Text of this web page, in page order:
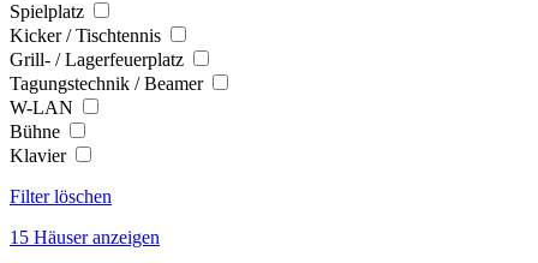
Spielplatz
Kicker / Tischtennis
Grill- / Lagerfeuerplatz
Tagungstechnik / Beamer
W-LAN
Bühne
Klavier
Filter löschen
15 Häuser anzeigen